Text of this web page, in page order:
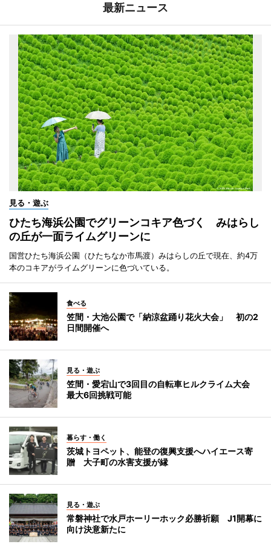
最新ニュース
見る・遊ぶ
ひたち海浜公園でグリーンコキア色づく みはらし
の丘が一面ライムグリーンに
国営ひたち海浜公園（ひたちなか市馬渡）みはらしの丘で現在、約4万
本のコキアがライムグリーンに色づいている。
食べる
笠間・大池公園で「納涼盆踊り花火大会」 初の2
日間開催へ
見る・遊ぶ
笠間・愛宕山で3回目の自転車ヒルクライム大会
最大6回挑戦可能
暮らす・働く
茨城トヨペット、能登の復興支援へハイエース寄
贈 大子町の水害支援が縁
見る・遊ぶ
常磐神社で水戸ホーリーホック必勝祈願 J1開幕に
向け決意新たに